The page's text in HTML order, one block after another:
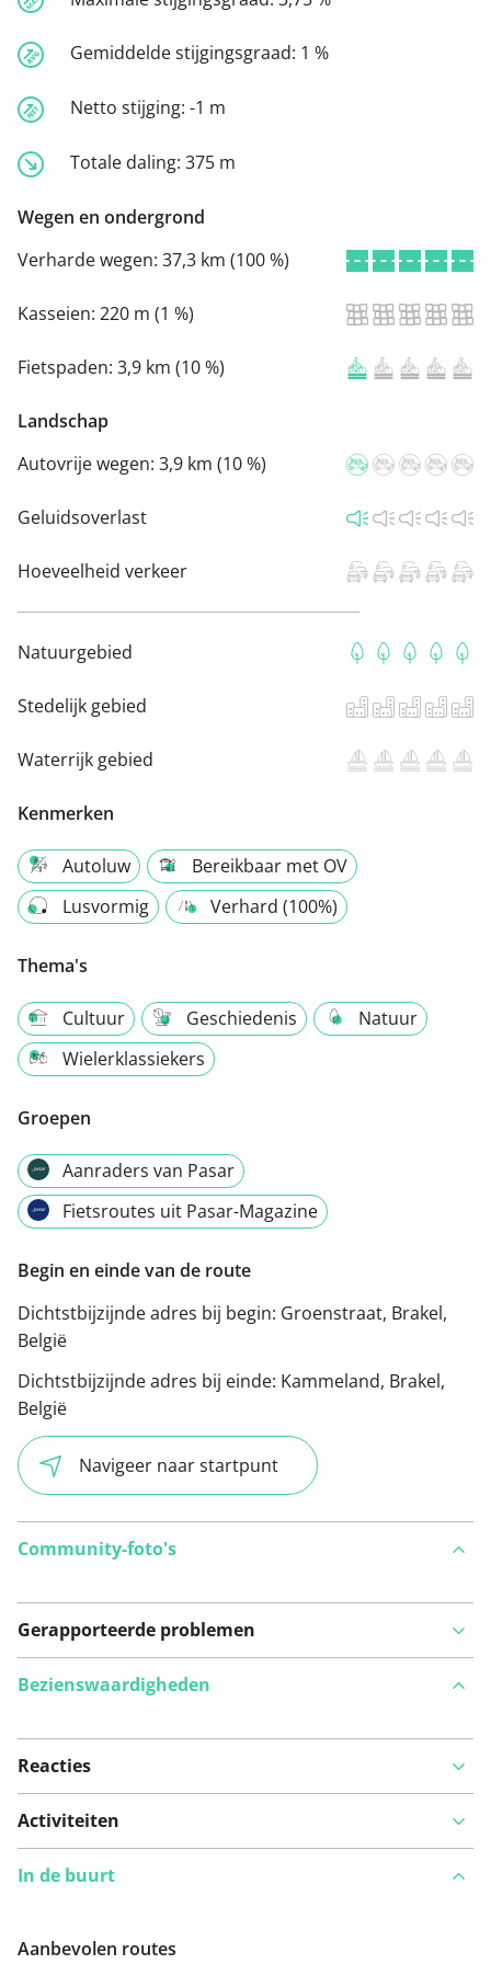
Gemiddelde stijgingsgraad: 1 %
Netto stijging: -1 m
Totale daling: 375 m
Wegen en ondergrond
Verharde wegen: 37,3 km (100 %)
Kasseien: 220 m (1 %)
Fietspaden: 3,9 km (10 %)
Landschap
Autovrije wegen: 3,9 km (10 %)
Geluidsoverlast
Hoeveelheid verkeer
Natuurgebied
Stedelijk gebied
Waterrijk gebied
Kenmerken
Autoluw
Bereikbaar met OV
Lusvormig
Verhard (100%)
Thema's
Cultuur Geschiedenis
Natuur
Wielerklassiekers
Groepen
Aanraders van Pasar
Fietsroutes uit Pasar-Magazine
Begin en einde van de route
Dichtstbijzijnde adres bij begin: Groenstraat, Brakel,
België
Dichtstbijzijnde adres bij einde: Kammeland, Brakel,
België
Navigeer naar startpunt
Community-foto's
Gerapporteerde problemen
Bekijk op kaart
Iets opgevallen op deze route?
Bezienswaardigheden
Reacties
Activiteiten
In de buurt
Aanbevolen routes